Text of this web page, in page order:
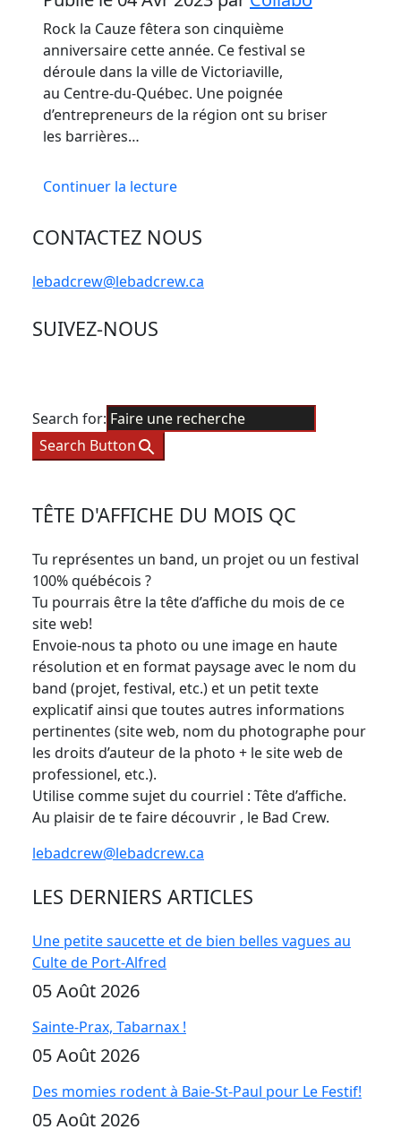
Rock la Cauze fêtera son cinquième
anniversaire cette année. Ce festival se
déroule dans la ville de Victoriaville,
au Centre-du-Québec. Une poignée
d’entrepreneurs de la région ont su briser
les barrières…
Continuer la lecture
CONTACTEZ NOUS
lebadcrew@lebadcrew.ca
SUIVEZ-NOUS
Search for:
Search Button
TÊTE D'AFFICHE DU MOIS QC
Tu représentes un band, un projet ou un festival
100% québécois ?
Tu pourrais être la tête d’affiche du mois de ce
site web!
Envoie-nous ta photo ou une image en haute
résolution et en format paysage avec le nom du
band (projet, festival, etc.) et un petit texte
explicatif ainsi que toutes autres informations
pertinentes (site web, nom du photographe pour
les droits d’auteur de la photo + le site web de
professionel, etc.).
Utilise comme sujet du courriel : Tête d’affiche.
Au plaisir de te faire découvrir , le Bad Crew.
lebadcrew@lebadcrew.ca
LES DERNIERS ARTICLES
Une petite saucette et de bien belles vagues au
Culte de Port-Alfred
05 Août 2026
Sainte-Prax, Tabarnax !
05 Août 2026
Des momies rodent à Baie-St-Paul pour Le Festif!
05 Août 2026